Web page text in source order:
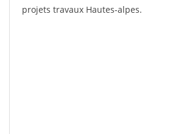
projets travaux Hautes-alpes.